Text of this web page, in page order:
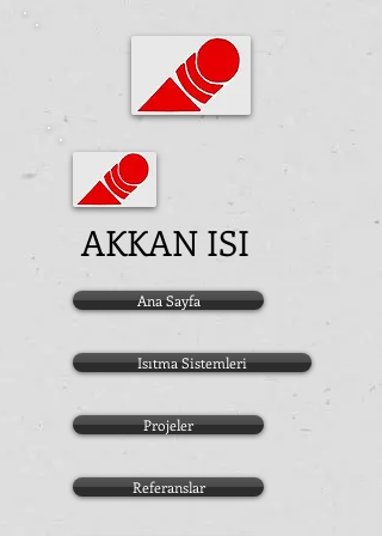
AKKAN ISI
Ana Sayfa
Isıtma Sistemleri
Projeler
Referanslar